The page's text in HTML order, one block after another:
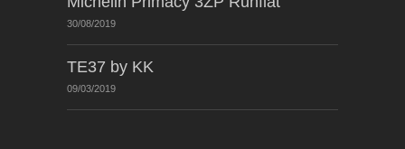
30/08/2019
TE37 by KK
09/03/2019